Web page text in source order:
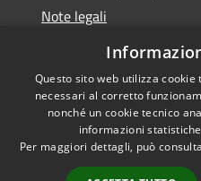
Note legali
Dichiarazione di
Accessibilità
Questo sito web utilizza
necessari al corretto
nonché un cookie tecnico
informazioni
Per maggiori dettagli, può